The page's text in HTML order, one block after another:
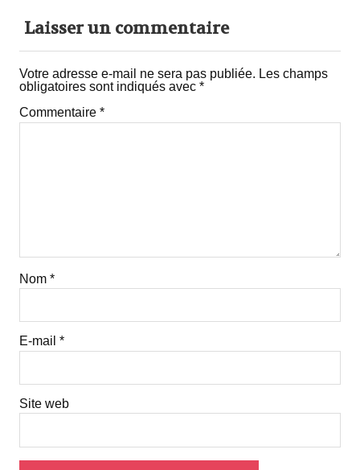
Laisser un commentaire
Votre adresse e-mail ne sera pas publiée. Les champs
obligatoires sont indiqués avec *
Commentaire *
Nom *
E-mail *
Site web